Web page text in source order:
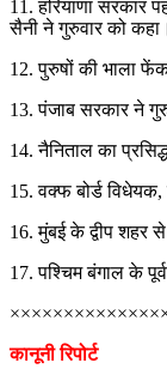
11. हरियाणा सरकार
सैनी ने गुरुवार को
12. पुरुषों की भाला
13. पंजाब सरकार ने
14. नैनिताल का
15. वक्फ बोर्ड
16. मुंबई के द्वीप शहर
17. पश्चिम बंगाल के
कानूनी रिपोर्ट